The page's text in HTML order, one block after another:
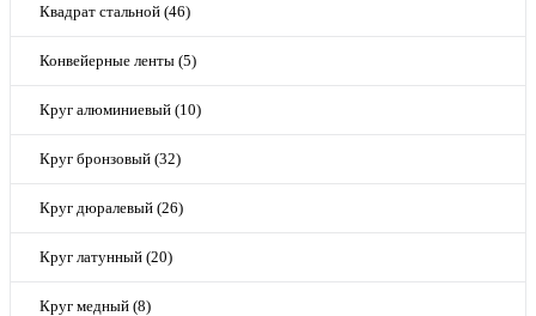
Квадрат стальной (46)
Конвейерные ленты (5)
Круг алюминиевый (10)
Круг бронзовый (32)
Круг дюралевый (26)
Круг латунный (20)
Круг медный (8)